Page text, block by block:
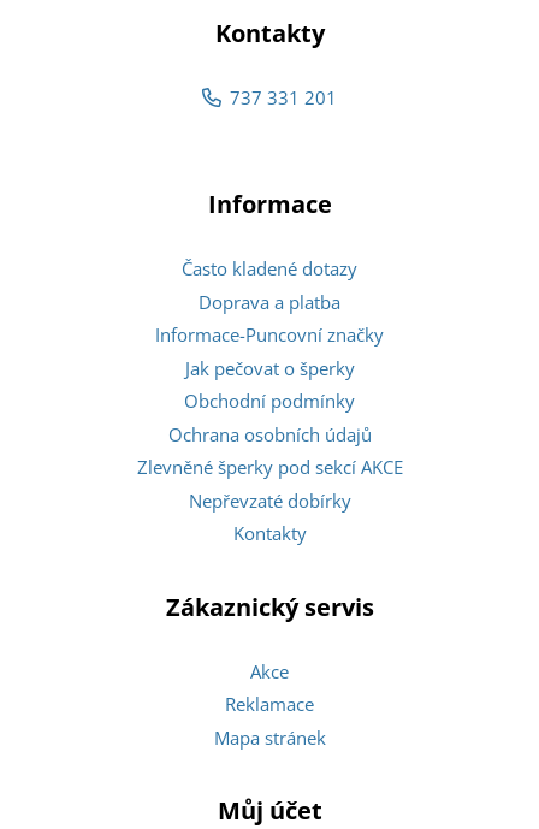
Kontakty
737 331 201
Informace
Často kladené dotazy
Doprava a platba
Informace-Puncovní značky
Jak pečovat o šperky
Obchodní podmínky
Ochrana osobních údajů
Zlevněné šperky pod sekcí AKCE
Nepřevzaté dobírky
Kontakty
Zákaznický servis
Akce
Reklamace
Mapa stránek
Můj účet